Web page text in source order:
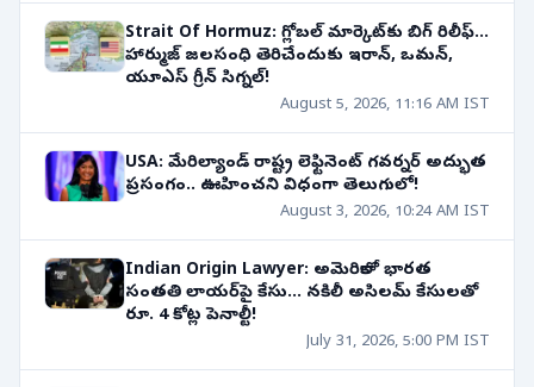
Strait Of Hormuz: గ్లోబల్ మార్కెట్‌కు బిగ్ రిలీఫ్...
హార్ముజ్ జలసంధి తెరిచేందుకు ఇరాన్, ఒమన్,
యూఎస్ గ్రీన్ సిగ్నల్!
August 5, 2026, 11:16 AM IST
USA: మేరిల్యాండ్ రాష్ట్ర లెఫ్టినెంట్ గవర్నర్ అద్భుత
ప్రసంగం.. ఊహించని విధంగా తెలుగులో!
August 3, 2026, 10:24 AM IST
Indian Origin Lawyer: అమెరికాలో భారత
సంతతి లాయర్‌పై కేసు... నకిలీ అసిలమ్ కేసులతో
రూ. 4 కోట్ల పెనాల్టీ!
July 31, 2026, 5:00 PM IST